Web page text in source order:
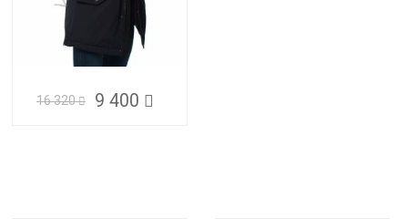
16 320 9 400